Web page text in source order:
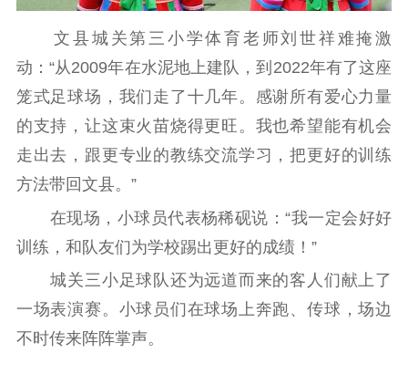
文县城关第三小学体育老师刘世祥难掩激
动：“从2009年在水泥地上建队，到2022年有了这座
笼式足球场，我们走了十几年。感谢所有爱心力量
的支持，让这束火苗烧得更旺。我也希望能有机会
走出去，跟更专业的教练交流学习，把更好的训练
方法带回文县。”
在现场，小球员代表杨稀砚说：“我一定会好好
训练，和队友们为学校踢出更好的成绩！”
城关三小足球队还为远道而来的客人们献上了
一场表演赛。小球员们在球场上奔跑、传球，场边
不时传来阵阵掌声。